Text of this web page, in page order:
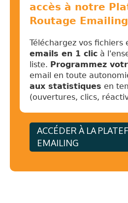
accès à notre
Routage Emailing
Téléchargez vos fichiers
emails en 1 clic à
liste. Programmez
email en toute
aux statistiques en
(ouvertures, clics,
ACCÉDER À LA
EMAILING